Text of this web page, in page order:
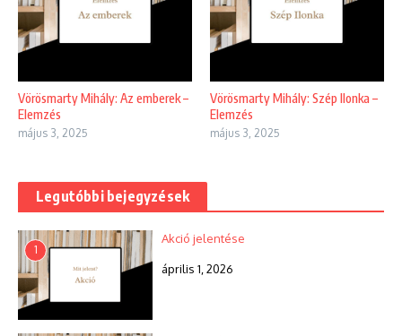
Vörösmarty Mihály: Az emberek –
Elemzés
május 3, 2025
Vörösmarty Mihály: Szép Ilonka –
Elemzés
május 3, 2025
Legutóbbi bejegyzések
1
Akció jelentése
április 1, 2026